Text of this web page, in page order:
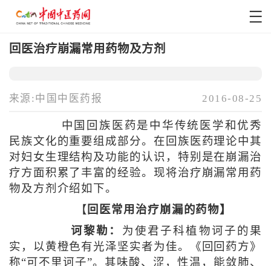
回医治疗崩漏常用药物及方剂
来源:中国中医药报 2016-08-25
中国回族医药是中华传统医学和优秀
民族文化的重要组成部分。在回族医药理论中其
对妇女生理结构及功能的认识，特别是在崩漏治
疗方面积累了丰富的经验。现将治疗崩漏常用药
物及方剂介绍如下。
【 回医常用治疗崩漏的药物】
诃黎勒： 为使君子科植物诃子的果
实，以黄橙色有光泽坚实者为佳。《回回药方》
称“可不里诃子”。其味酸、涩，性温，能敛肺、